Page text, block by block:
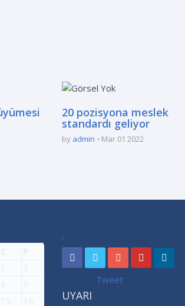
20 pozisyona meslek
standardı geliyor
by admin Mar 01 2022
C
P
1
2
8
9
15 16
:
Tweet
UYARI